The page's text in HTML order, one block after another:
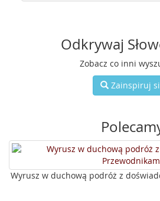
Odkrywaj
Zobacz co inni
Zainspiruj
Wyrusz w duchową podróż z